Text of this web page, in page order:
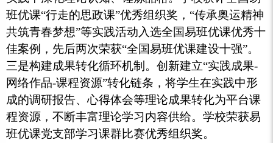
班优课“行走的思政课”优秀组织奖，“传承奥运精神
共筑青春梦想”等实践活动入选全国易班优课优秀十
佳案例，先后两次荣获“全国易班优课建设十强”。
三是构建成果转化循环机制。创新建立“实践成果-
网络作品-课程资源”转化链条，将学生在实践中形
成的调研报告、心得体会等理论成果转化为平台课
程资源，不断丰富理论学习内容供给。学校荣获易
班优课党支部学习课群比赛优秀组织奖。